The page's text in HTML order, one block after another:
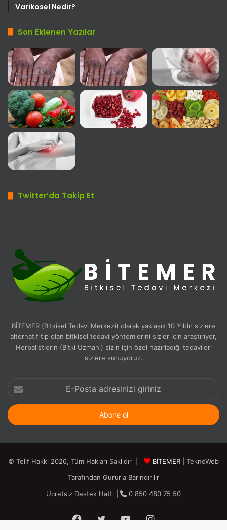
Varikosel Nedir?
Son Eklenen Yazılar
Twitter’da Takip Et
BİTEMER (Bitkisel Tedavi Merkezi) olarak yaklaşık 10 Yıldır sizlere
alternatif tıp olan bitkisel tedavi yöntemlerini sizler için araştırıyor,
Herbalistlerin (Bitki Uzmanı) sizin için özel hazırladığı tedavileri
sizlere sunuyoruz.
Posta
adresinizi
giriniz
© Telif Hakkı 2026, Tüm Hakları Saklıdır | BİTEMER | TeknoWeb
Tarafından Gururla Barındırılır
Ücretsiz Destek Hattı |
0 850 480 75 50
Facebook
TwitterYouTubeInstagram